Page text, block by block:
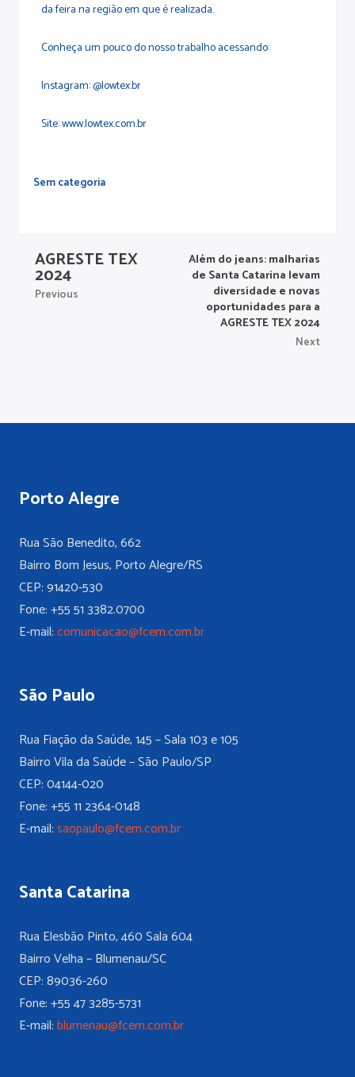
da feira na região em que é realizada.
Conheça um pouco do nosso trabalho acessando:
Instagram: @lowtex.br
Site: www.lowtex.com.br
Sem categoria
AGRESTE TEX
2024
Previous
Além do jeans: malharias
de Santa Catarina levam
diversidade e novas
oportunidades para a
AGRESTE TEX 2024
Next
Porto Alegre
Rua São Benedito, 662
Bairro Bom Jesus, Porto Alegre/RS
CEP: 91420-530
Fone: +55 51 3382.0700
E-mail:comunicacao@fcem.com.br
São Paulo
Rua Fiação da Saúde, 145 – Sala 103 e 105
Bairro Vila da Saúde – São Paulo/SP
CEP: 04144-020
Fone: +55 11 2364-0148
E-mail:saopaulo@fcem.com.br
Santa Catarina
Rua Elesbão Pinto, 460 Sala 604
Bairro Velha – Blumenau/SC
CEP: 89036-260
Fone: +55 47 3285-5731
E-mail:blumenau@fcem.com.br